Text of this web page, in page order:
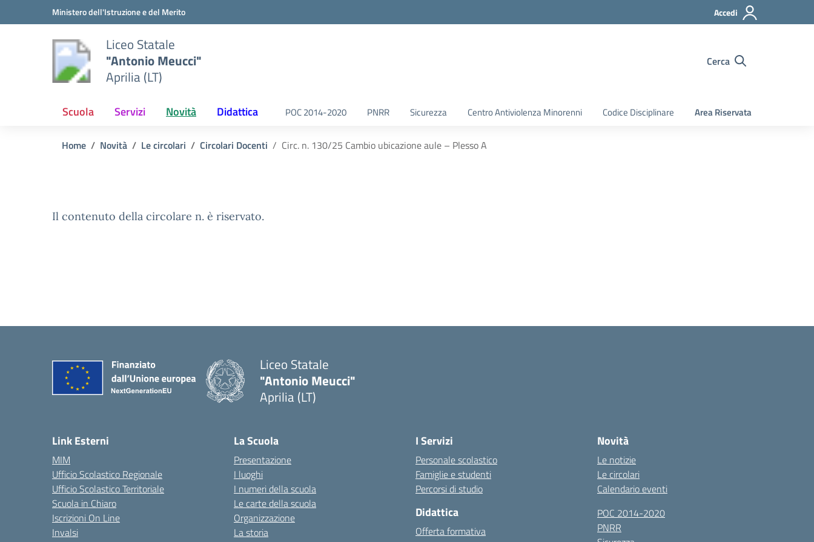
Vai ai contenuti
Vai al menu di navigazioneMinistero dell'Istruzione e del Merito Accedi
Liceo Statale
"Antonio Meucci"
Aprilia (LT)
Cerca
Scuola Servizi Novità Didattica POC 2014-2020 PNRR Sicurezza Centro Antiviolenza Minorenni Codice Disciplinare Area Riservata
Home Novità Le circolari Circolari Docenti Circ. n. 130/25 Cambio ubicazione aule – Plesso A
Il contenuto della circolare n. è riservato.
Liceo Statale
"Antonio Meucci"
Aprilia (LT)
Link Esterni
MIM
Ufficio Scolastico Regionale
Ufficio Scolastico Territoriale
Scuola in Chiaro
Iscrizioni On Line
Invalsi
La Scuola
Presentazione
I luoghi
I numeri della scuola
Le carte della scuola
Organizzazione
La storia
I Servizi
Personale scolastico
Famiglie e studenti
Percorsi di studio
Didattica
Offerta formativa
Novità
Le notizie
Le circolari
Calendario eventi
POC 2014-2020
PNRR